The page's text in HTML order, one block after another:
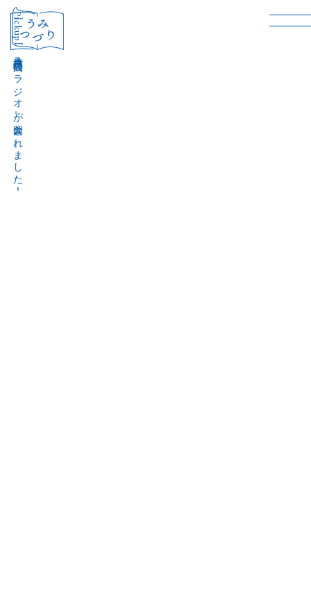
［Pickup］
音声作品『波間のラジオ』が公開されました！